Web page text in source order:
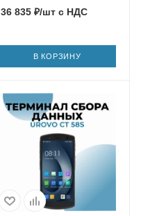
36 835₽/штс НДС
В КОРЗИНУ